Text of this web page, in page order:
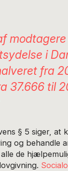
i
fra
37.666 til
§ 5 siger, at
og behandle
de